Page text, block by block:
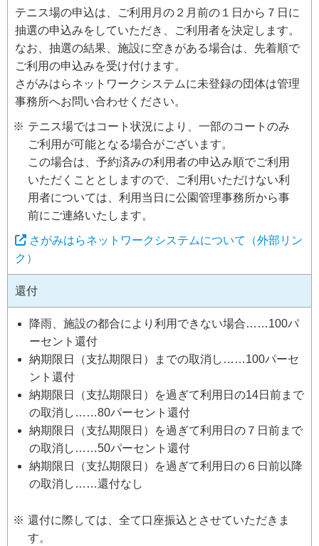
テニス場の申込は、ご利用月の２月前の１日から７日に
抽選の申込みをしていただき、ご利用者を決定します。
なお、抽選の結果、施設に空きがある場合は、先着順で
ご利用の申込みを受け付けます。
さがみはらネットワークシステムに未登録の団体は管理
事務所へお問い合わせください。
テニス場ではコート状況により、一部のコートのみ
ご利用が可能となる場合がございます。
この場合は、予約済みの利用者の申込み順でご利用
いただくこととしますので、ご利用いただけない利
用者については、利用当日に公園管理事務所から事
前にご連絡いたします。
さがみはらネットワークシステムについて（外部リン
ク）
還付
降雨、施設の都合により利用できない場合……100パ
ーセント還付
納期限日（支払期限日）までの取消し……100パーセ
ント還付
納期限日（支払期限日）を過ぎて利用日の14日前まで
の取消し……80パーセント還付
納期限日（支払期限日）を過ぎて利用日の７日前まで
の取消し……50パーセント還付
納期限日（支払期限日）を過ぎて利用日の６日前以降
の取消し……還付なし
還付に際しては、全て口座振込とさせていただきま
す。